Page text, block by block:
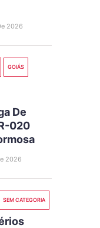
2026
GOIÁS
De
020
2026
SEM CATEGORIA